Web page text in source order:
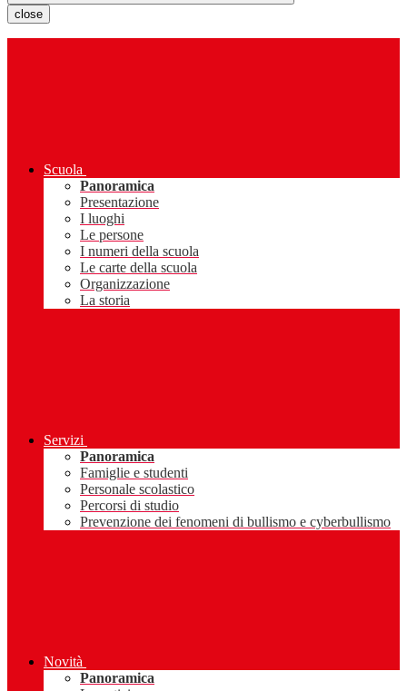
close
Scuola
Panoramica
Presentazione
I luoghi
Le persone
I numeri della scuola
Le carte della scuola
Organizzazione
La storia
Servizi
Panoramica
Famiglie e studenti
Personale scolastico
Percorsi di studio
Prevenzione dei fenomeni di bullismo e cyberbullismo
Novità
Panoramica